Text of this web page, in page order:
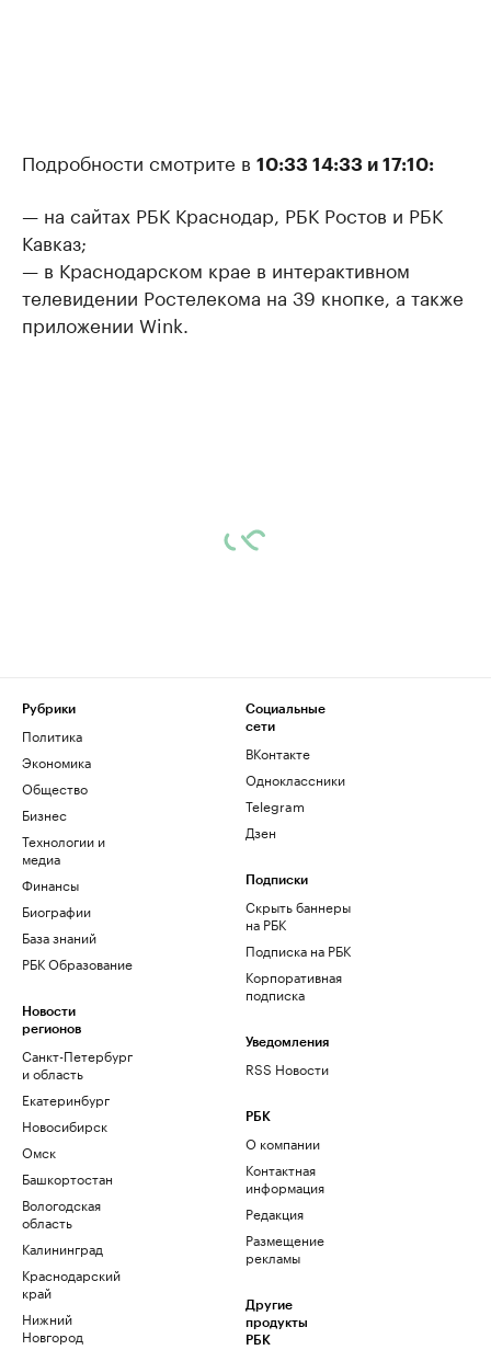
Подробности смотрите в 10:33 14:33 и 17:10:
— на сайтах РБК Краснодар, РБК Ростов и РБК
Кавказ;
— в Краснодарском крае в интерактивном
телевидении Ростелекома на 39 кнопке, а также
приложении Wink.
Рубрики
Политика
Экономика
Общество
Бизнес
Технологии и
медиа
Финансы
Биографии
База знаний
РБК Образование
Новости
регионов
Санкт-Петербург
и область
Екатеринбург
Новосибирск
Омск
Башкортостан
Вологодская
область
Калининград
Краснодарский
край
Нижний
Новгород
Социальные
сети
ВКонтакте
Одноклассники
Telegram
Дзен
Подписки
Скрыть баннеры
на РБК
Подписка на РБК
Корпоративная
подписка
Уведомления
RSS Новости
РБК
О компании
Контактная
информация
Редакция
Размещение
рекламы
Другие
продукты
РБК